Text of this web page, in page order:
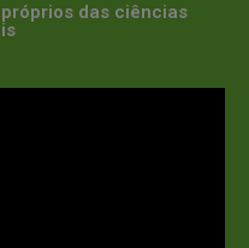
das ciências